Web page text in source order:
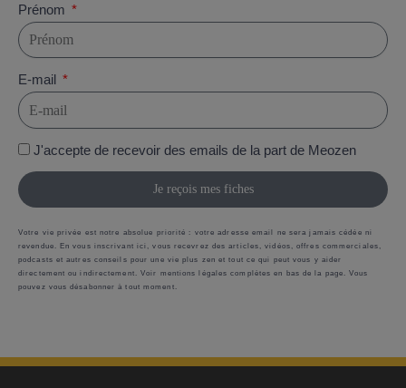
Prénom
E-mail
J'accepte de recevoir des emails de la part de Meozen
Je reçois mes fiches
Votre vie privée est notre absolue priorité : votre adresse email ne sera jamais cédée ni
revendue. En vous inscrivant ici, vous recevrez des articles, vidéos, offres commerciales,
podcasts et autres conseils pour une vie plus zen et tout ce qui peut vous y aider
directement ou indirectement. Voir mentions légales complètes en bas de la page. Vous
pouvez vous désabonner à tout moment.